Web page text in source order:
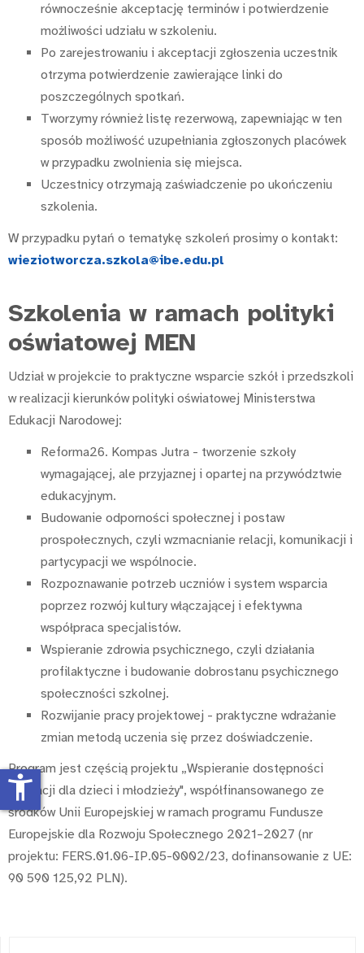
równocześnie akceptację terminów i potwierdzenie
możliwości udziału w szkoleniu.
Po zarejestrowaniu i akceptacji zgłoszenia uczestnik
otrzyma potwierdzenie zawierające linki do
poszczególnych spotkań.
Tworzymy również listę rezerwową, zapewniając w ten
sposób możliwość uzupełniania zgłoszonych placówek
w przypadku zwolnienia się miejsca.
Uczestnicy otrzymają zaświadczenie po ukończeniu
szkolenia.
W przypadku pytań o tematykę szkoleń prosimy o kontakt:
wieziotworcza.szkola@ibe.edu.pl
Szkolenia w ramach polityki
oświatowej MEN
Udział w projekcie to praktyczne wsparcie szkół i przedszkoli
w realizacji kierunków polityki oświatowej Ministerstwa
Edukacji Narodowej:
Reforma26. Kompas Jutra - tworzenie szkoły
wymagającej, ale przyjaznej i opartej na przywództwie
edukacyjnym.
Budowanie odporności społecznej i postaw
prospołecznych, czyli wzmacnianie relacji, komunikacji i
partycypacji we wspólnocie.
Rozpoznawanie potrzeb uczniów i system wsparcia
poprzez rozwój kultury włączającej i efektywna
współpraca specjalistów.
Wspieranie zdrowia psychicznego, czyli działania
profilaktyczne i budowanie dobrostanu psychicznego
społeczności szkolnej.
Rozwijanie pracy projektowej - praktyczne wdrażanie
zmian metodą uczenia się przez doświadczenie.
Program jest częścią projektu „Wspieranie dostępności
edukacji dla dzieci i młodzieży", współfinansowanego ze
środków Unii Europejskiej w ramach programu Fundusze
Europejskie dla Rozwoju Społecznego 2021–2027 (nr
projektu: FERS.01.06-IP.05-0002/23, dofinansowanie z UE:
90 590 125,92 PLN).
accessibility_new